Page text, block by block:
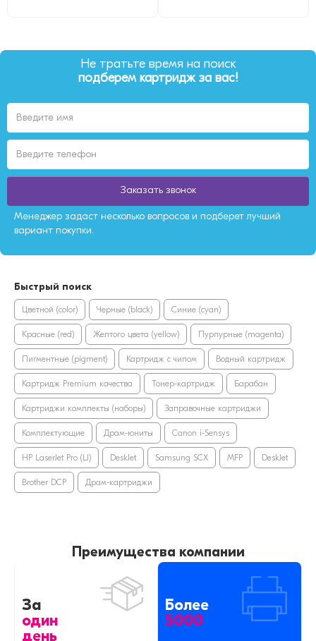
Не тратьте время на поиск
подберем картридж за вас!
Заказать звонок
Менеджер задаст несколько вопросов и подберет лучший
вариант покупки.
Быстрый поиск
Цветной (color) Черные (black) Синие (cyan)
Красные (red) Желтого цвета (yellow) Пурпурные (magenta)
Пигментные (pigment) Картридж с чипом Водный картридж
Картридж Premium качества Тонер-картридж Барабан
Картриджи комплекты (наборы) Заправочные картриджи
Комплектующие Драм-юниты Canon i-Sensys
HP LaserJet Pro (LJ) DeskJet Samsung SCX MFP DeskJet
Brother DCP Драм-картриджи
Преимущества компании
За
один
день
Более
5000